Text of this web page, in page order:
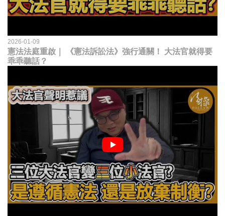
2026-01-09
憲法法庭重啟｜ 《憲法訴訟法》強行通關！ 大法官就得要
乖乖聽話？